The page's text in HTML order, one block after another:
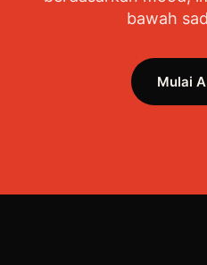
bawah
Mulai